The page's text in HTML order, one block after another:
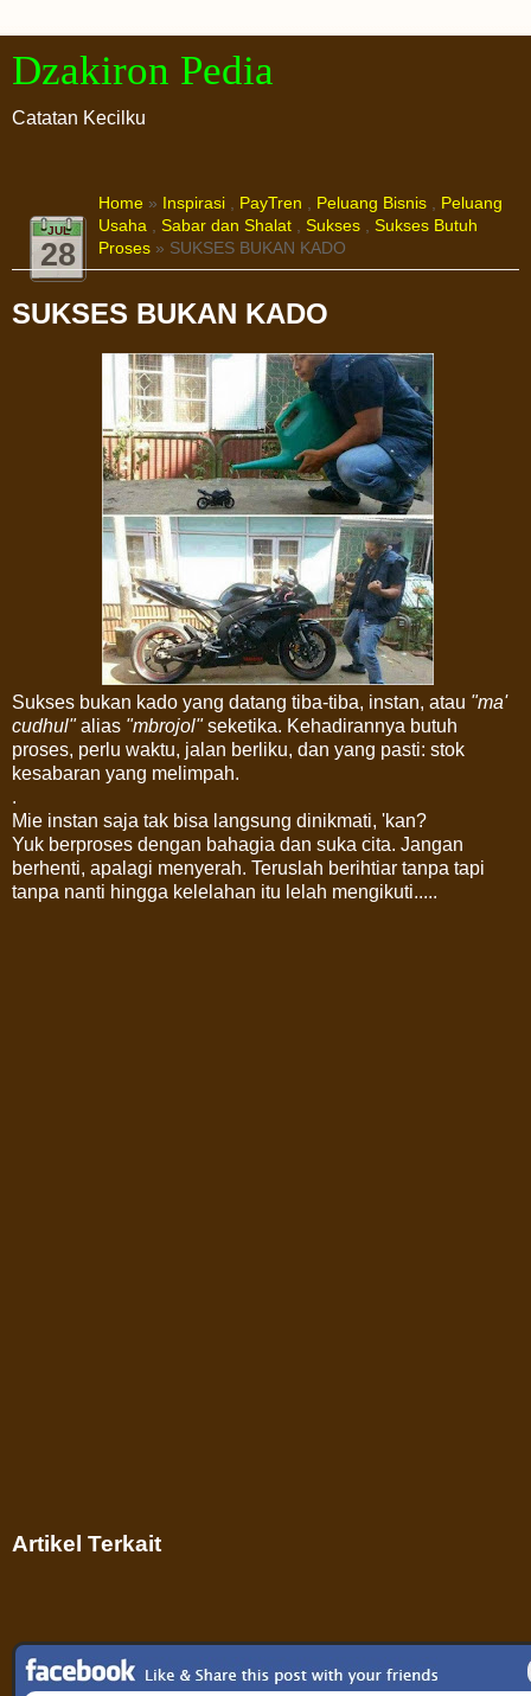
Dzakiron Pedia
Catatan Kecilku
JUL
28
Home » Inspirasi , PayTren , Peluang Bisnis , Peluang
Usaha , Sabar dan Shalat , Sukses , Sukses Butuh
Proses » SUKSES BUKAN KADO
SUKSES BUKAN KADO
Sukses bukan kado yang datang tiba-tiba, instan, atau "ma'
cudhul"alias "mbrojol"seketika. Kehadirannya butuh
proses, perlu waktu, jalan berliku, dan yang pasti: stok
kesabaran yang melimpah.
.
Mie instan saja tak bisa langsung dinikmati, 'kan?
Yuk berproses dengan bahagia dan suka cita. Jangan
berhenti, apalagi menyerah. Teruslah berihtiar tanpa tapi
tanpa nanti hingga kelelahan itu lelah mengikuti.....
Artikel Terkait